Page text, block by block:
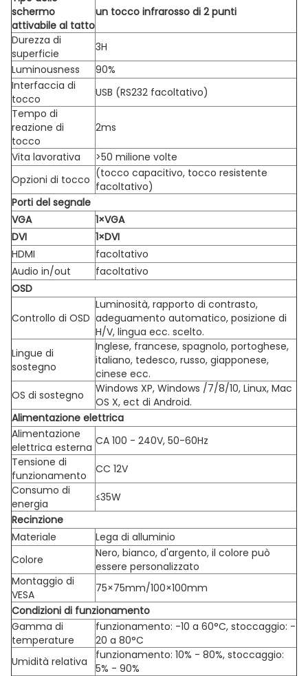
schermo
attivabile al tatto
un tocco infrarosso di 2 punti
Durezza di
superficie
3H
Luminousness
90%
Interfaccia di
tocco
USB (RS232 facoltativo)
Tempo di
reazione di
tocco
2ms
Vita lavorativa
>50 milione volte
Opzioni di tocco (tocco capacitivo, tocco resistente
facoltativo)
Porti del segnale
VGA
1×VGA
DVI
1×DVI
HDMI
facoltativo
Audio in/out
facoltativo
OSD
Controllo di OSD
Luminosità, rapporto di contrasto,
adeguamento automatico, posizione di
H/V, lingua ecc. scelto.
Lingue di
sostegno
Inglese, francese, spagnolo, portoghese,
italiano, tedesco, russo, giapponese,
cinese ecc.
OS di sostegno
Windows XP, Windows /7/8/10, Linux, Mac
OS X, ect di Android.
Alimentazione elettrica
Alimentazione
elettrica esterna CA 100 - 240V, 50-60Hz
Tensione di
funzionamento
CC 12V
Consumo di
energia
≤35W
Recinzione
Materiale
Lega di alluminio
Colore
Nero, bianco, d'argento, il colore può
essere personalizzato
Montaggio di
VESA
75×75mm/100×100mm
Condizioni di funzionamento
Gamma di
temperature
funzionamento: -10 a 60°C, stoccaggio: -
20 a 80°C
Umidità relativa
funzionamento: 10% - 80%, stoccaggio:
5% - 90%